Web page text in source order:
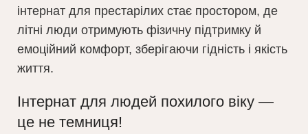
інтернат для престарілих стає простором, де
літні люди отримують фізичну підтримку й
емоційний комфорт, зберігаючи гідність і якість
життя.
Інтернат для людей похилого віку —
це не темниця!